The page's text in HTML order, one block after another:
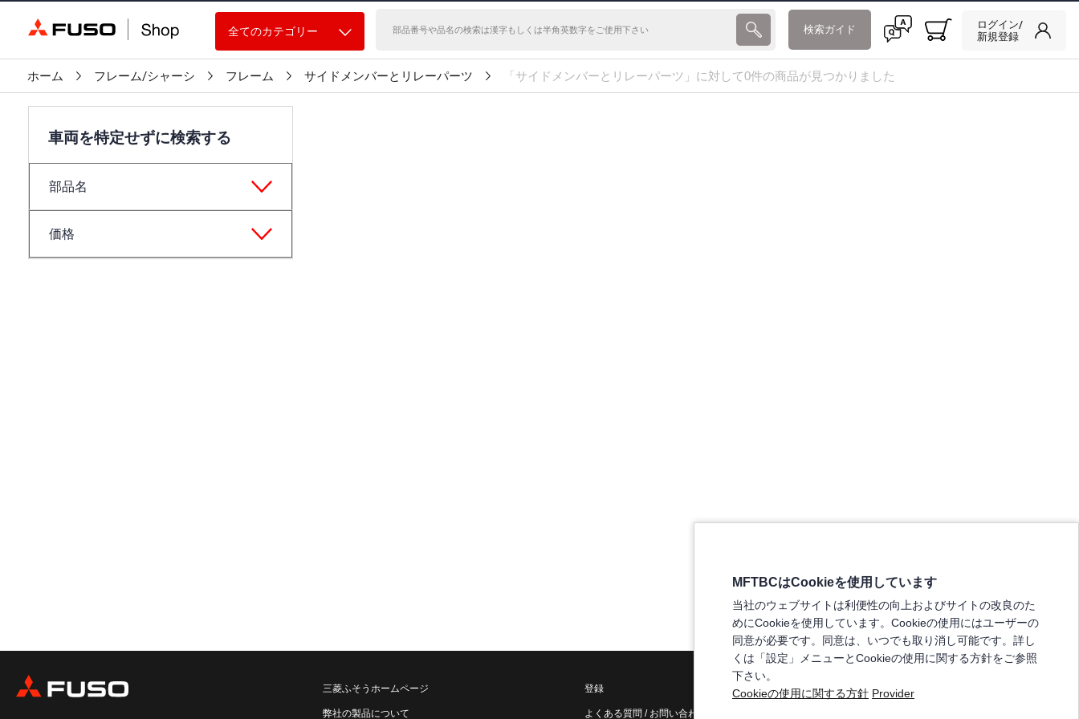
全てのカテゴリー 検索ガイド
ログイン/
新規登録
ホーム フレーム/シャーシ フレーム サイドメンバーとリレーパーツ 「サイドメンバーとリレーパーツ」に対して0件の商品が見つかりました
車両を特定せずに検索する
部品名
価格
三菱ふそうホームページ
弊社の製品について
登録
よくある質問 / お問い合わせ
MFTBCはCookieを使用しています
当社のウェブサイトは利便性の向上およびサイトの改良のた
めにCookieを使用しています。Cookieの使用にはユーザーの
同意が必要です。同意は、いつでも取り消し可能です。詳し
くは「設定」メニューとCookieの使用に関する方針をご参照
下さい。
Cookieの使用に関する方針 Provider